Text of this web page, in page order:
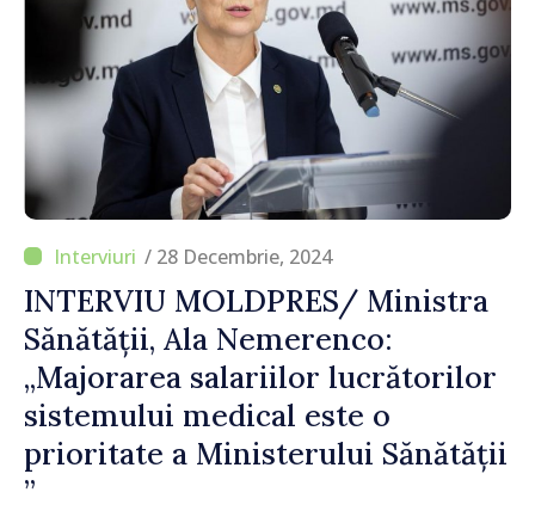
/ 28 Decembrie, 2024
INTERVIU MOLDPRES/ Ministra
Sănătății, Ala Nemerenco:
„Majorarea salariilor lucrătorilor
sistemului medical este o
prioritate a Ministerului Sănătății
”